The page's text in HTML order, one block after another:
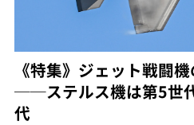
《特集》ジェット戦闘
──ステルス機は第5世
代